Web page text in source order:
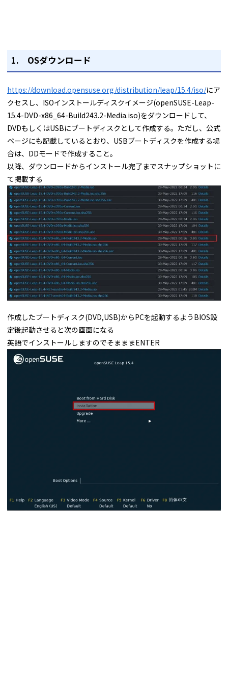
1. OSダウンロード
https://download.opensuse.org/distribution/leap/15.4/iso/にア
クセスし、ISOインストールディスクイメージ(openSUSE-Leap-
15.4-DVD-x86_64-Build243.2-Media.iso)をダウンロードして、
DVDもしくはUSBにブートディスクとして作成する。ただし、公式
ページにも記載しているとおり、USBブートディスクを作成する場
合は、DDモードで作成すること。
以降、ダウンロードからインストール完了までスナップショットに
て掲載する
作成したブートディスク(DVD,USB)からPCを起動するようBIOS設
定後起動させると次の画面になる
英語でインストールしますのでそまままENTER